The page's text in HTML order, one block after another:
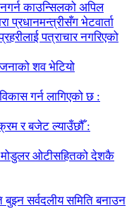
नगर्न काउन्सिलको अपिल
प्रधानमन्त्रीसँग भेटवार्ता
पत्राचार नगरिएको
जनाको शव भेटियो
गर्न लागिएको छ :
र बजेट ल्याउँछौँ :
मोडुलर ओटीसहितको देशकै
बुझ्न सर्वदलीय समिति बनाउन